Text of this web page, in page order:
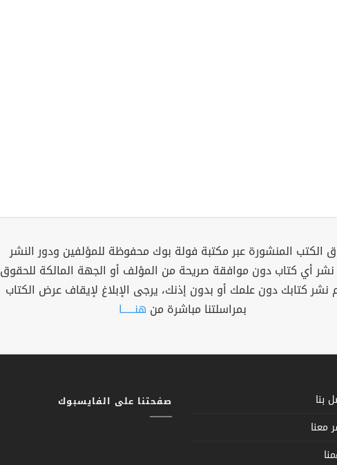
الكتب المنشورة عبر مكتبة فولة بوك محفوظة للمؤلفين ودور النشر
نشر أي كتاب دون موافقة صريحة من المؤلف أو الجهة المالكة للحقوق
نشر كتابك دون علمك أو بدون إذنك، يرجى الإبلاغ لإيقاف عرض الكتاب
بمراسلتنا مباشرة من هنــــــا
بنا
معنا
صفحتنا على الفايسبوك